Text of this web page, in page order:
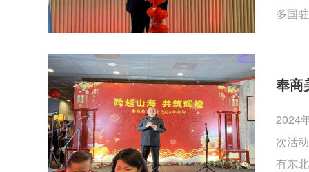
多国
奉商
2024
次活
有东